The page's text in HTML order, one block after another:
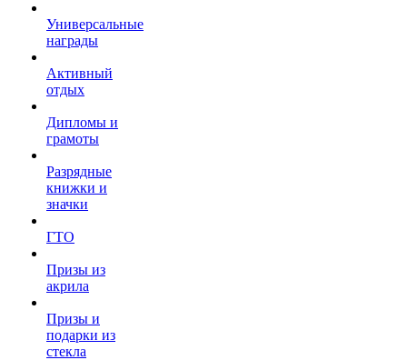
Универсальные
награды
Активный
отдых
Дипломы и
грамоты
Разрядные
книжки и
значки
ГТО
Призы из
акрила
Призы и
подарки из
стекла